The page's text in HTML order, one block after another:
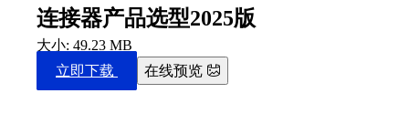
连接器产品选型2025版
大小: 49.23 MB
立即下载
在线预览